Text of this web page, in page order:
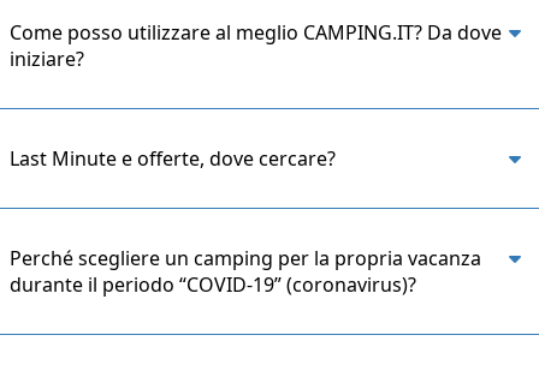
Come posso utilizzare al meglio CAMPING.IT? Da dove
iniziare?
Last Minute e offerte, dove cercare?
Perché scegliere un camping per la propria vacanza
durante il periodo “COVID-19” (coronavirus)?